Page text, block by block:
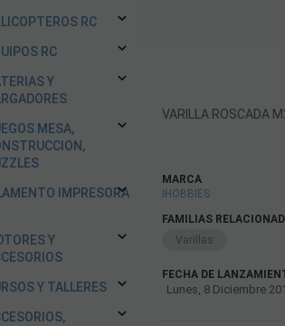
RC
RC
Y
MESA,
IMPRESORA
Y
Y TALLERES
VARILLA ROSCADA
MARCA
IHOBBIES
FAMILIAS
Varillas
FECHA DE
Lunes, 8 Diciembre